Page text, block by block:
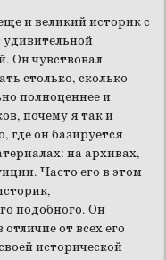
и великий историк с
Он чувствовал
столько, сколько
полноценнее и
почему я так и
он базируется
на архивах,
Часто его в этом
подобного. Он
от всех его
исторической